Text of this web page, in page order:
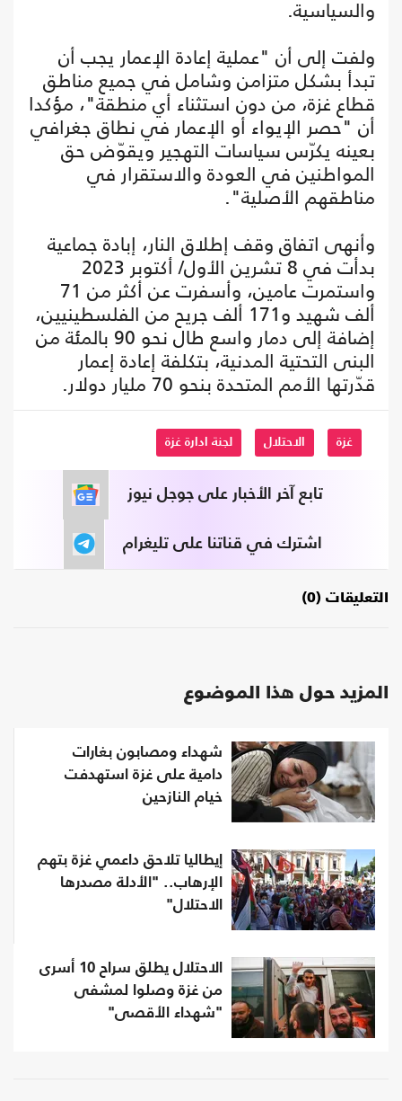
والسياسية.
ولفت إلى أن "عملية إعادة الإعمار يجب أن
تبدأ بشكل متزامن وشامل في جميع مناطق
قطاع غزة، من دون استثناء أي منطقة"، مؤكدا
أن "حصر الإيواء أو الإعمار في نطاق جغرافي
بعينه يكرّس سياسات التهجير ويقوّض حق
المواطنين في العودة والاستقرار في
مناطقهم الأصلية".
وأنهى اتفاق وقف إطلاق النار، إبادة جماعية
بدأت في 8 تشرين الأول/ أكتوبر 2023
واستمرت عامين، وأسفرت عن أكثر من 71
ألف شهيد و171 ألف جريح من الفلسطينيين،
إضافة إلى دمار واسع طال نحو 90 بالمئة من
البنى التحتية المدنية، بتكلفة إعادة إعمار
قدّرتها الأمم المتحدة بنحو 70 مليار دولار.
غزة الاحتلال لجنة ادارة غزة
تابع آخر الأخبار على جوجل نيوز
اشترك في قناتنا على تليغرام
التعليقات (0)
المزيد حول هذا الموضوع
شهداء ومصابون بغارات
دامية على غزة استهدفت
خيام النازحين
إيطاليا تلاحق داعمي غزة بتهم
الإرهاب.. "الأدلة مصدرها
الاحتلال"
الاحتلال يطلق سراح 10 أسرى
من غزة وصلوا لمشفى
"شهداء الأقصى"